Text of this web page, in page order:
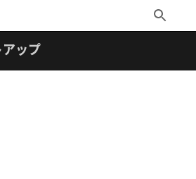
Toggle
Search
ップ